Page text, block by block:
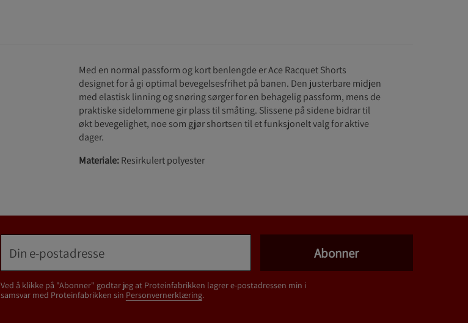
Med en normal passform og kort benlengde er Ace Racquet Shorts
designet for å gi optimal bevegelsesfrihet på banen. Den justerbare midjen
med elastisk linning og snøring sørger for en behagelig passform, mens de
praktiske sidelommene gir plass til småting. Slissene på sidene bidrar til
økt bevegelighet, noe som gjør shortsen til et funksjonelt valg for aktive
dager.
Materiale:Resirkulert polyester
Ved å klikke på "Abonner" godtar jeg at Proteinfabrikken lagrer e-postadressen min i
samsvar med Proteinfabrikken sin Personvernerklæring.
Abonner